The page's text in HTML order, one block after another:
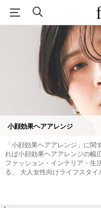
小顔効果ヘアアレンジ
「小顔効果ヘアアレンジ」に
れば小顔効果ヘアアレンジの幅
ファッション・インテリア・生
る、 大人女性向けライフスタイ